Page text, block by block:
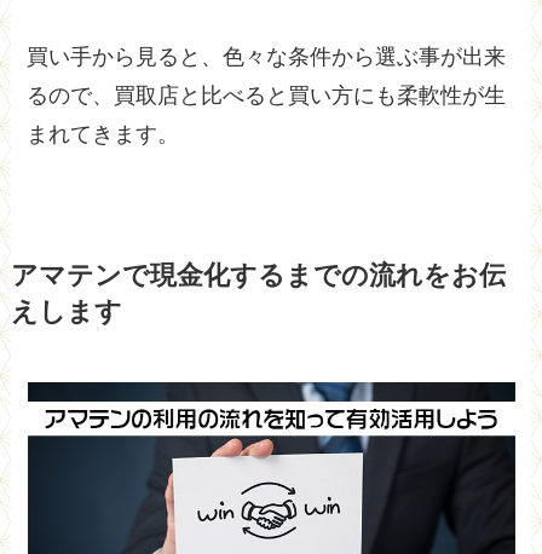
買い手から見ると、色々な条件から選ぶ事が出来
るので、買取店と比べると買い方にも柔軟性が生
まれてきます。
アマテンで現金化するまでの流れをお伝
えします